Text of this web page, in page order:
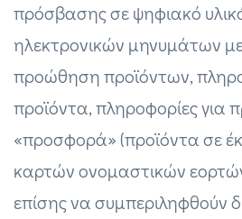
πρόσβασης σε ψηφιακό
ηλεκτρονικών μηνυμάτων
προώθηση προϊόντων,
προϊόντα, πληροφορίες για
«προσφορά» (προϊόντα σε
καρτών ονομαστικών
επίσης να συμπεριληφθούν